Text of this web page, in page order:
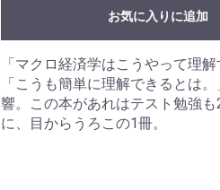
お気に入りに追加
「マクロ経済学はこうやって理解
「こうも簡単に理解できるとは
響。この本があれはテスト勉強
に、目からうろこの1冊。